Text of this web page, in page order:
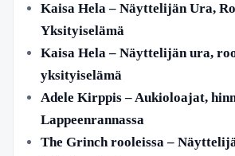
Kaisa Hela – Näyttelijän Ura,
Yksityiselämä
Kaisa Hela – Näyttelijän ura,
yksityiselämä
Adele Kirppis – Aukioloajat,
Lappeenrannassa
The Grinch rooleissa –